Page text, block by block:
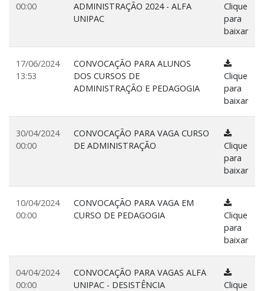
00:00
ADMINISTRAÇÃO 2024 - ALFA
UNIPAC
Clique
para
baixar
17/06/2024
13:53
CONVOCAÇÃO PARA ALUNOS
DOS CURSOS DE
ADMINISTRAÇÃO E PEDAGOGIA
Clique
para
baixar
30/04/2024
00:00
CONVOCAÇÃO PARA VAGA CURSO
DE ADMINISTRAÇÃO
Clique
para
baixar
10/04/2024
00:00
CONVOCAÇÃO PARA VAGA EM
CURSO DE PEDAGOGIA
Clique
para
baixar
04/04/2024
00:00
CONVOCAÇÃO PARA VAGAS ALFA
UNIPAC - DESISTÊNCIA
Clique